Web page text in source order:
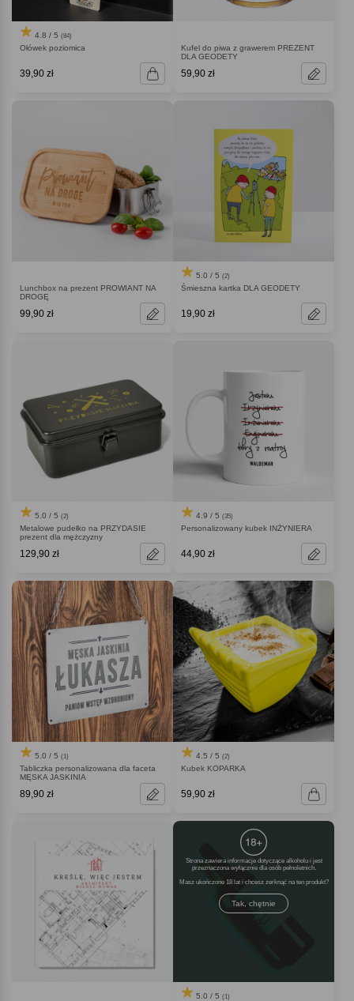
4.8 / 5 (84)
Ołówek poziomica
39,90 zł
Kufel do piwa z grawerem PREZENT
DLA GEODETY
59,90 zł
Lunchbox na prezent PROWIANT NA
DROGĘ
99,90 zł
5.0 / 5 (2)
Śmieszna kartka DLA GEODETY
19,90 zł
5.0 / 5 (2)
Metalowe pudełko na PRZYDASIE
prezent dla mężczyzny
129,90 zł
4.9 / 5 (35)
Personalizowany kubek INŻYNIERA
44,90 zł
5.0 / 5 (1)
Tabliczka personalizowana dla faceta
MĘSKA JASKINIA
89,90 zł
4.5 / 5 (2)
Kubek KOPARKA
59,90 zł
Strona zawiera informacje dotyczące alkoholu i jest
przeznaczona wyłącznie dla osób pełnoletnich.
Masz ukończone 18 lat i chcesz zerknąć na ten produkt
Tak, chętnie
5.0 / 5 (1)